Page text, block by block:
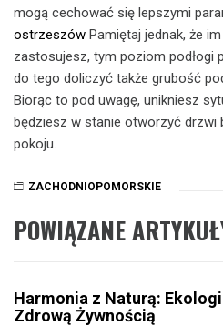
mogą cechować się lepszymi
ostrzeszów Pamiętaj jednak, że
zastosujesz, tym poziom podłogi
do tego doliczyć także grubość
Biorąc to pod uwagę, unikniesz
będziesz w stanie otworzyć drzwi
pokoju.
ZACHODNIOPOMORSKIE
POWIĄZANE
Harmonia z Naturą:
Zdrową Żywnością